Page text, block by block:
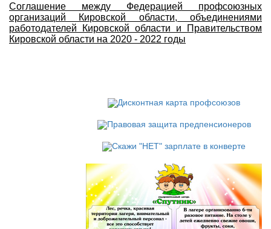
Соглашение между Федерацией профсоюзных
организаций Кировской области, объединениями
работодателей Кировской области и Правительством
Кировской области на 2020 - 2022 годы